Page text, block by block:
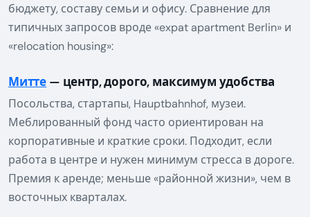
бюджету, составу семьи и офису. Сравнение для
типичных запросов вроде «expat apartment Berlin» и
«relocation housing»:
Митте — центр, дорого, максимум удобства
Посольства, стартапы, Hauptbahnhof, музеи.
Меблированный фонд часто ориентирован на
корпоративные и краткие сроки. Подходит, если
работа в центре и нужен минимум стресса в дороге.
Премия к аренде; меньше «районной жизни», чем в
восточных кварталах.